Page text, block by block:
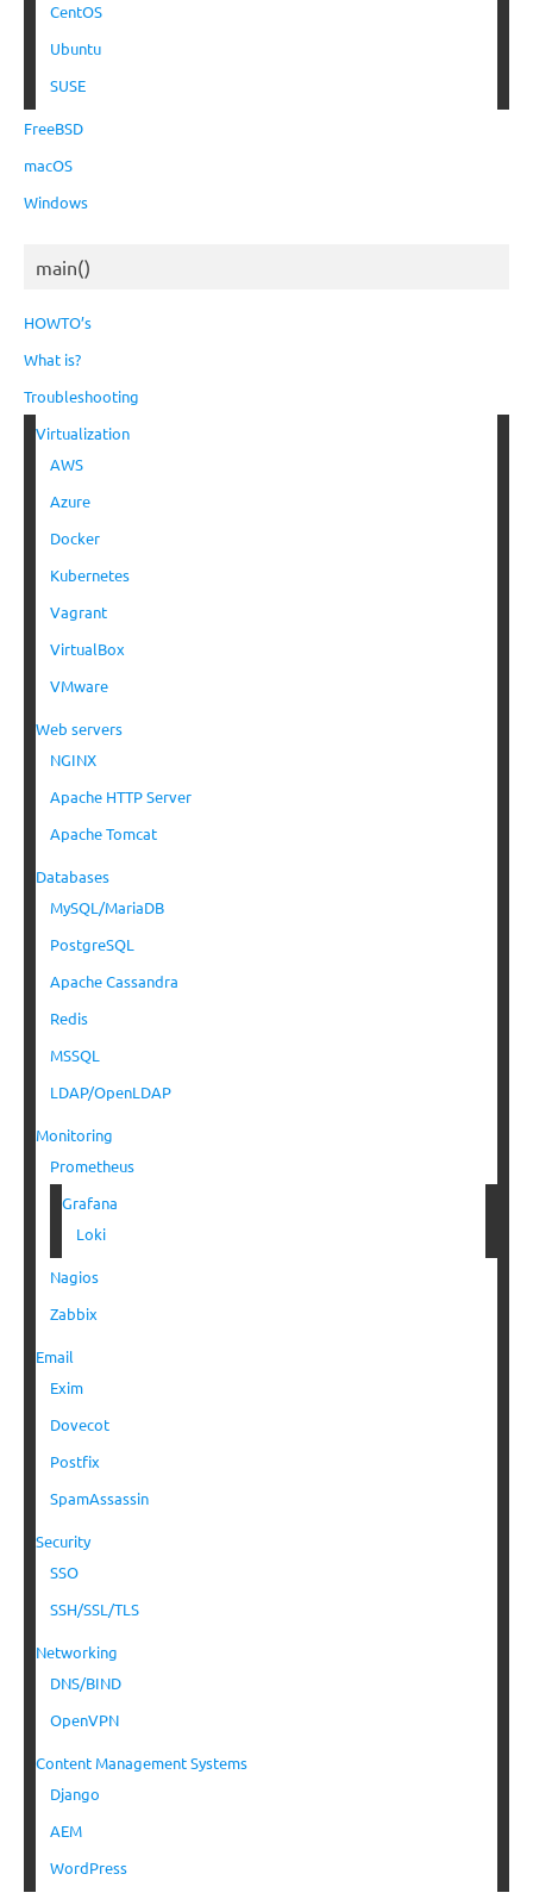
CentOS
Ubuntu
SUSE
FreeBSD
macOS
Windows
main()
HOWTO’s
What is?
Troubleshooting
Virtualization
AWS
Azure
Docker
Kubernetes
Vagrant
VirtualBox
VMware
Web servers
NGINX
Apache HTTP Server
Apache Tomcat
Databases
MySQL/MariaDB
PostgreSQL
Apache Cassandra
Redis
MSSQL
LDAP/OpenLDAP
Monitoring
Prometheus
Grafana
Loki
Nagios
Zabbix
Email
Exim
Dovecot
Postfix
SpamAssassin
Security
SSO
SSH/SSL/TLS
Networking
DNS/BIND
OpenVPN
Content Management Systems
Django
AEM
WordPress